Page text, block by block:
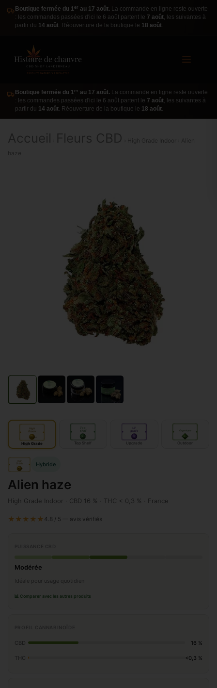
Boutique fermée du 1er au 17 août. La commande en ligne reste ouverte
: les commandes passées d'ici le 6 août partent le 7 août, les suivantes à
partir du 14 août. Réouverture de la boutique le 18 août.
Boutique fermée du 1er au 17 août. La commande en ligne reste ouverte
: les commandes passées d'ici le 6 août partent le 7 août, les suivantes à
partir du 14 août. Réouverture de la boutique le 18 août.
Accueil Fleurs CBD
› High Grade Indoor › Alien
haze
High
Grade
IN
High Grade
Top
Shelf
Top Shelf
grade
Upgrade
Organique
door
Outdoor
High
Grade
IN
Hybride
Alien haze
High Grade Indoor · CBD 16 % · THC < 0,3 % · France
★★★★★ 4.8 / 5 — avis vérifiés
Modérée
Idéale pour usage quotidien
📊 Comparer avec les autres produits
CBD 16 %
THC <0,3 %